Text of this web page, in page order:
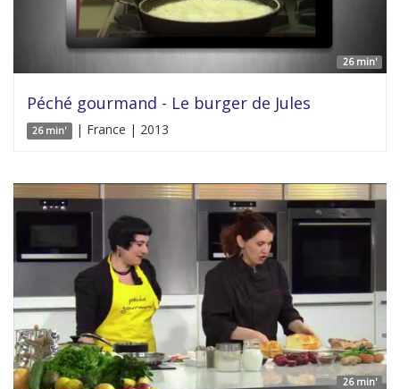
26 min'
Péché gourmand - Le burger de Jules
26 min' | France | 2013
26 min'